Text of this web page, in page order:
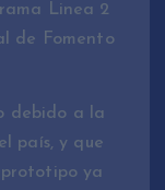
Linea 2
de Fomento
debido a la
país, y que
ya